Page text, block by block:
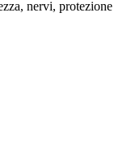
nervi, protezione